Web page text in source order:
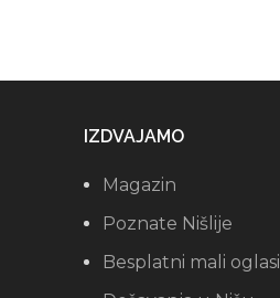
IZDVAJAMO
Magazin
Poznate Nišlije
Besplatni mali oglasi